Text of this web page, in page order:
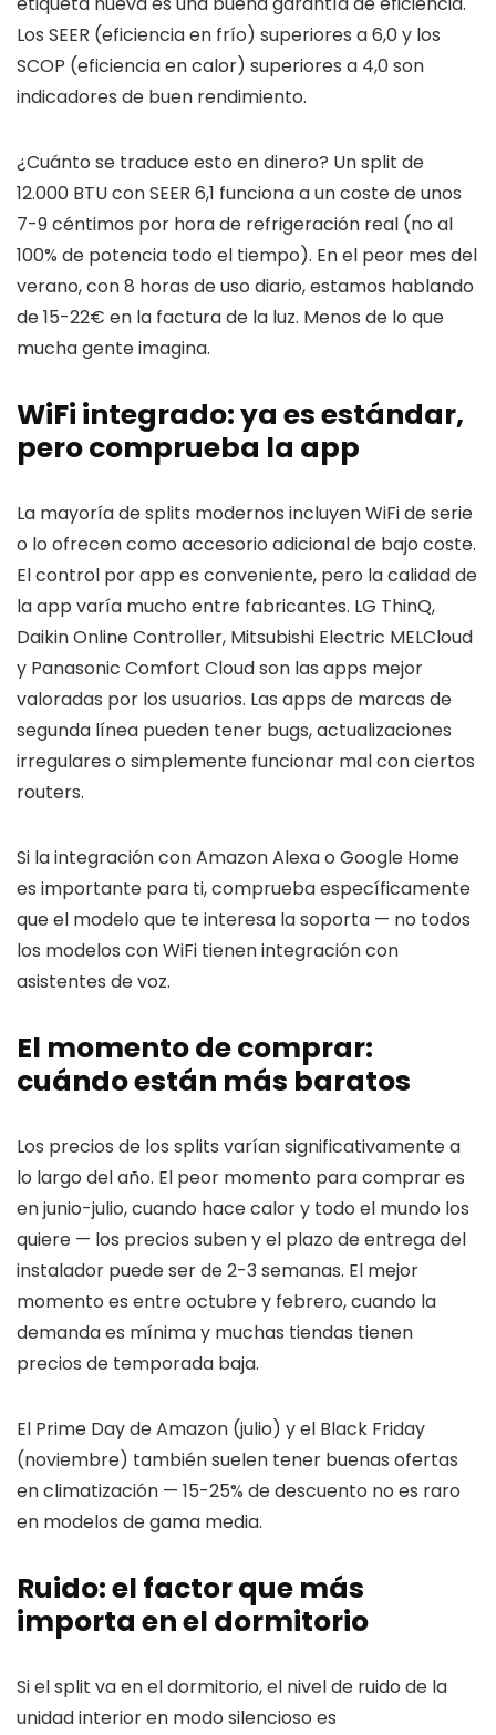
Los SEER (eficiencia en frío) superiores a 6,0 y los
SCOP (eficiencia en calor) superiores a 4,0 son
indicadores de buen rendimiento.
¿Cuánto se traduce esto en dinero? Un split de
12.000 BTU con SEER 6,1 funciona a un coste de unos
7-9 céntimos por hora de refrigeración real (no al
100% de potencia todo el tiempo). En el peor mes del
verano, con 8 horas de uso diario, estamos hablando
de 15-22€ en la factura de la luz. Menos de lo que
mucha gente imagina.
WiFi integrado: ya es estándar,
pero comprueba la app
La mayoría de splits modernos incluyen WiFi de serie
o lo ofrecen como accesorio adicional de bajo coste.
El control por app es conveniente, pero la calidad de
la app varía mucho entre fabricantes. LG ThinQ,
Daikin Online Controller, Mitsubishi Electric MELCloud
y Panasonic Comfort Cloud son las apps mejor
valoradas por los usuarios. Las apps de marcas de
segunda línea pueden tener bugs, actualizaciones
irregulares o simplemente funcionar mal con ciertos
routers.
Si la integración con Amazon Alexa o Google Home
es importante para ti, comprueba específicamente
que el modelo que te interesa la soporta — no todos
los modelos con WiFi tienen integración con
asistentes de voz.
El momento de comprar:
cuándo están más baratos
Los precios de los splits varían significativamente a
lo largo del año. El peor momento para comprar es
en junio-julio, cuando hace calor y todo el mundo los
quiere — los precios suben y el plazo de entrega del
instalador puede ser de 2-3 semanas. El mejor
momento es entre octubre y febrero, cuando la
demanda es mínima y muchas tiendas tienen
precios de temporada baja.
El Prime Day de Amazon (julio) y el Black Friday
(noviembre) también suelen tener buenas ofertas
en climatización — 15-25% de descuento no es raro
en modelos de gama media.
Ruido: el factor que más
importa en el dormitorio
Si el split va en el dormitorio, el nivel de ruido de la
unidad interior en modo silencioso es